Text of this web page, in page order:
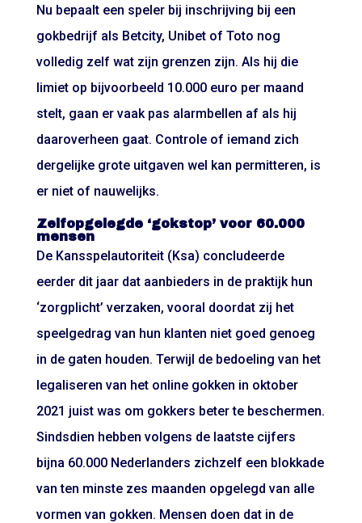
Nu bepaalt een speler bij inschrijving bij een
gokbedrijf als Betcity, Unibet of Toto nog
volledig zelf wat zijn grenzen zijn. Als hij die
limiet op bijvoorbeeld 10.000 euro per maand
stelt, gaan er vaak pas alarmbellen af als hij
daaroverheen gaat. Controle of iemand zich
dergelijke grote uitgaven wel kan permitteren, is
er niet of nauwelijks.
Zelfopgelegde ‘gokstop’ voor 60.000
mensen
De Kansspelautoriteit (Ksa) concludeerde
eerder dit jaar dat aanbieders in de praktijk hun
‘zorgplicht’ verzaken, vooral doordat zij het
speelgedrag van hun klanten niet goed genoeg
in de gaten houden. Terwijl de bedoeling van het
legaliseren van het online gokken in oktober
2021 juist was om gokkers beter te beschermen.
Sindsdien hebben volgens de laatste cijfers
bijna 60.000 Nederlanders zichzelf een blokkade
van ten minste zes maanden opgelegd van alle
vormen van gokken. Mensen doen dat in de